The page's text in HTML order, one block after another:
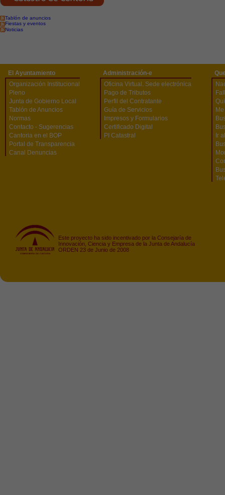
Tablón de anuncios
Fiestas y eventos
Noticias
El Ayuntamiento
Organización Institucional
Pleno
Junta de Gobierno Local
Tablón de Anuncios
Normas
Contacto - Sugerencias
Cantoria en el BOP
Portal de Transparencia
Canal Denuncias
Administración-e
Oficina Virtual. Sede electrónica
Pago de Tributos
Perfil del Contratante
Guía de Servicios
Impresos y Formularios
Certificado Digital
PI Catastral
Ir
Este proyecto ha sido incentivado por la Consejaría de
Innovación, Ciencia y Empresa de la Junta de Andalucía
ORDEN 23 de Junio de 2008